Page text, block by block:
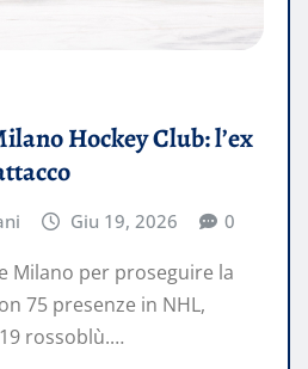
Hockey Club: l’ex
Giu 19, 2026 0
Milano per proseguire la
75 presenze in NHL,
rossoblù.…